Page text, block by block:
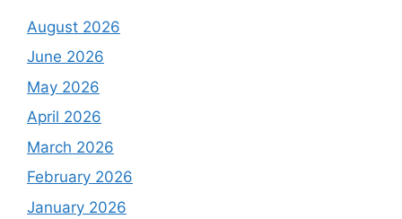
August 2026
June 2026
May 2026
April 2026
March 2026
February 2026
January 2026